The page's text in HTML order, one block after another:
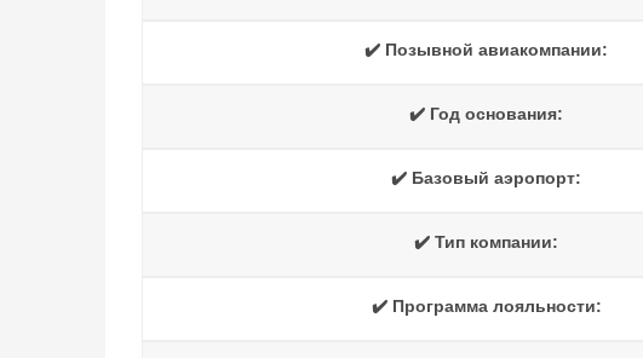
✔️ Позывной авиакомпании:
✔️ Год основания:
✔️ Базовый аэропорт:
✔️ Тип компании:
✔️ Программа лояльности: